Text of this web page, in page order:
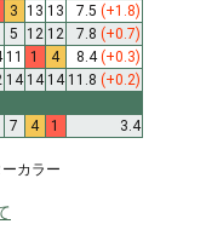
3 13 13 7.5 (+1.8)
5 12 12 7.8 (+0.7)
11 1 4 8.4(+0.3)
14 14 14 11.8 (+0.2)
7 4 1 3.4
カラー